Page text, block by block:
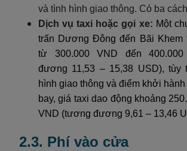
và tình hình giao thông. Có ba
Dịch vụ taxi hoặc gọi xe: Một
trấn Dương Đông đến Bãi Khem
từ 300.000 VND đến
đương 11,53 – 15,38 USD), tùy
hình giao thông và điểm khởi
bay, giá taxi dao động khoảng
VND (tương đương 9,61 – 13,46
2.3. Phí vào cửa